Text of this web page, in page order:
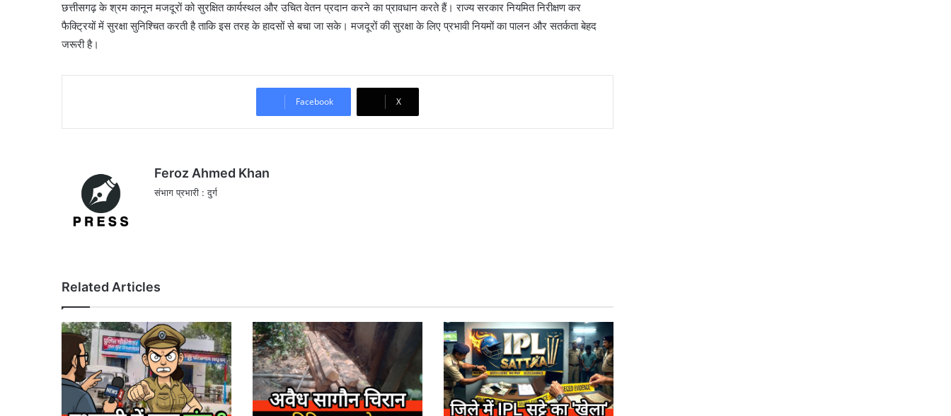
छत्तीसगढ़ के श्रम कानून मजदूरों को सुरक्षित कार्यस्थल और उचित वेतन प्रदान करने का प्रावधान करते हैं। राज्य सरकार नियमित निरीक्षण कर
फैक्ट्रियों में सुरक्षा सुनिश्चित करती है ताकि इस तरह के हादसों से बचा जा सके। मजदूरों की सुरक्षा के लिए प्रभावी नियमों का पालन और सतर्कता बेहद
जरूरी है।
Facebook X
Feroz Ahmed Khan
संभाग प्रभारी : दुर्ग
Related Articles